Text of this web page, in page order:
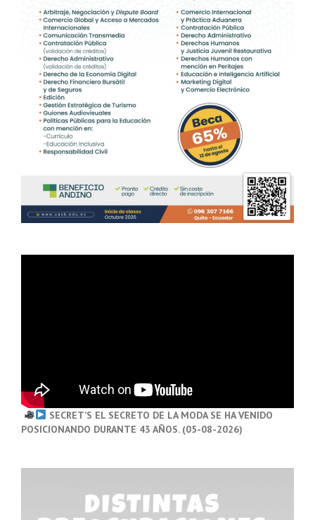
SECRET’S EL SECRETO DE LA MODA SE HA VENIDO
POSICIONANDO DURANTE 43 AÑOS. (05-08-2026)